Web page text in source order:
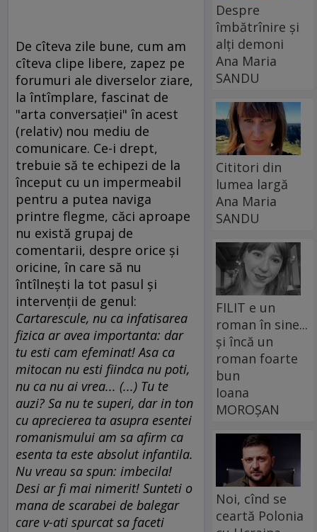
De cîteva zile bune, cum am
cîteva clipe libere, zapez pe
forumuri ale diverselor ziare,
la întîmplare, fascinat de
"arta conversaţiei" în acest
(relativ) nou mediu de
comunicare. Ce-i drept,
trebuie să te echipezi de la
început cu un impermeabil
pentru a putea naviga
printre flegme, căci aproape
nu există grupaj de
comentarii, despre orice şi
oricine, în care să nu
întîlneşti la tot pasul şi
intervenţii de genul:
Cartarescule, nu ca infatisarea
fizica ar avea importanta: dar
tu esti cam efeminat! Asa ca
mitocan nu esti fiindca nu poti,
nu ca nu ai vrea... (...) Tu te
auzi? Sa nu te superi, dar in ton
cu aprecierea ta asupra esentei
romanismului am sa afirm ca
esenta ta este absolut infantila.
Nu vreau sa spun: imbecila!
Desi ar fi mai nimerit! Sunteti o
mana de scarabei de balegar
care v-ati spurcat sa faceti
Despre
îmbătrînire și
alți demoni
Ana Maria
SANDU
Cititori din
lumea largă
Ana Maria
SANDU
FILIT e un
roman în sine...
și încă un
roman foarte
bun
Ioana
MOROȘAN
Noi, cînd se
ceartă Polonia